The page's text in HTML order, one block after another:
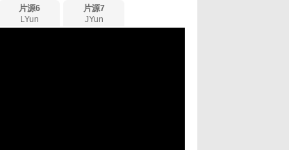
片源6
LYun
片源7
JYun